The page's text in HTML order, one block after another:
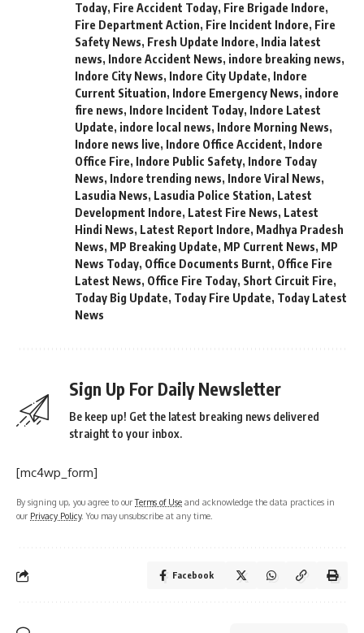
Today, Fire Accident Today, Fire Brigade Indore,
Fire Department Action, Fire Incident Indore, Fire
Safety News, Fresh Update Indore, India latest
news, Indore Accident News, indore breaking news,
Indore City News, Indore City Update, Indore
Current Situation, Indore Emergency News, indore
fire news, Indore Incident Today, Indore Latest
Update, indore local news, Indore Morning News,
Indore news live, Indore Office Accident, Indore
Office Fire, Indore Public Safety, Indore Today
News, Indore trending news, Indore Viral News,
Lasudia News, Lasudia Police Station, Latest
Development Indore, Latest Fire News, Latest
Hindi News, Latest Report Indore, Madhya Pradesh
News, MP Breaking Update, MP Current News, MP
News Today, Office Documents Burnt, Office Fire
Latest News, Office Fire Today, Short Circuit Fire,
Today Big Update, Today Fire Update, Today Latest
News
Sign Up For Daily Newsletter
Be keep up! Get the latest breaking news delivered
straight to your inbox.
[mc4wp_form]
By signing up, you agree to ourTerms of Use and acknowledge the data practices in
our Privacy Policy. You may unsubscribe at any time.
Facebook